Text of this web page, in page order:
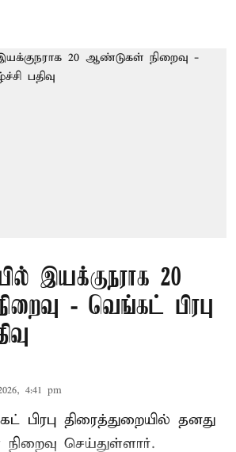
இயக்குநராக 20
- வெங்கட் பிரபு
4:41 pm
பிரபு திரைத்துறையில் தனது
செய்துள்ளார்.